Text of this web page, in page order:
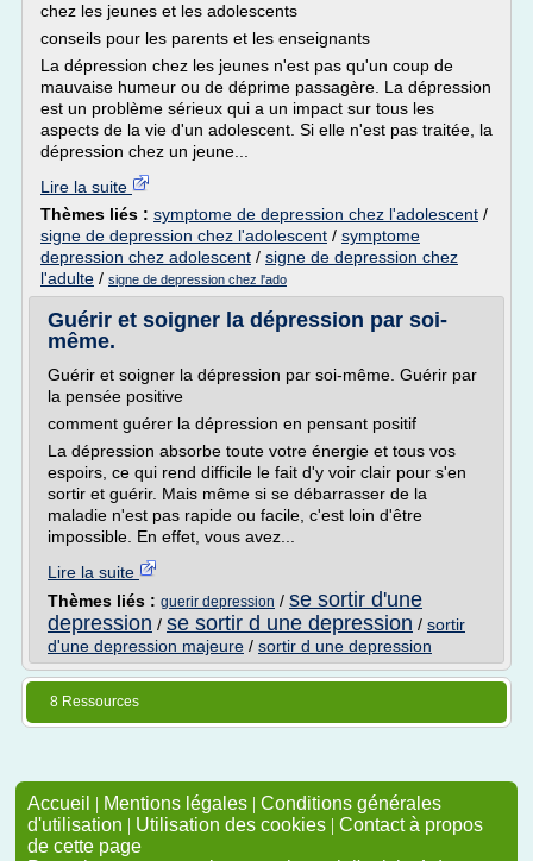
chez les jeunes et les adolescents
conseils pour les parents et les enseignants
La dépression chez les jeunes n'est pas qu'un coup de
mauvaise humeur ou de déprime passagère. La dépression
est un problème sérieux qui a un impact sur tous les
aspects de la vie d'un adolescent. Si elle n'est pas traitée, la
dépression chez un jeune...
Lire la suite
Thèmes liés : symptome de depression chez l'adolescent /
signe de depression chez l'adolescent / symptome
depression chez adolescent / signe de depression chez
l'adulte / signe de depression chez l'ado
Guérir et soigner la dépression par soi-
même.
Guérir et soigner la dépression par soi-même. Guérir par
la pensée positive
comment guérer la dépression en pensant positif
La dépression absorbe toute votre énergie et tous vos
espoirs, ce qui rend difficile le fait d'y voir clair pour s'en
sortir et guérir. Mais même si se débarrasser de la
maladie n'est pas rapide ou facile, c'est loin d'être
impossible. En effet, vous avez...
Lire la suite
Thèmes liés : guerir depression / se sortir d'une
depression / se sortir d une depression / sortir
d'une depression majeure / sortir d une depression
8 Ressources
Accueil | Mentions légales | Conditions générales
d'utilisation | Utilisation des cookies | Contact à propos
de cette page